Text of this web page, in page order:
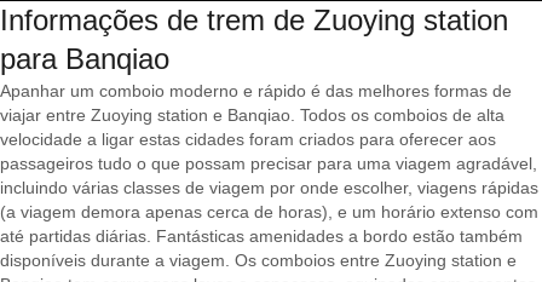
Informações de trem de Zuoying station
para Banqiao
Apanhar um comboio moderno e rápido é das melhores formas de
viajar entre Zuoying station e Banqiao. Todos os comboios de alta
velocidade a ligar estas cidades foram criados para oferecer aos
passageiros tudo o que possam precisar para uma viagem agradável,
incluindo várias classes de viagem por onde escolher, viagens rápidas
(a viagem demora apenas cerca de horas), e um horário extenso com
até partidas diárias. Fantásticas amenidades a bordo estão também
disponíveis durante a viagem. Os comboios entre Zuoying station e